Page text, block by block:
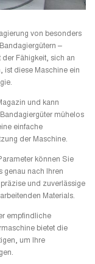
von besonders
–
Fähigkeit, sich an
ist diese Maschine ein
und kann
mühelos
einfache
der Maschine.
können Sie
genau nach Ihren
und zuverlässige
Materials.
empfindliche
bietet die
um Ihre